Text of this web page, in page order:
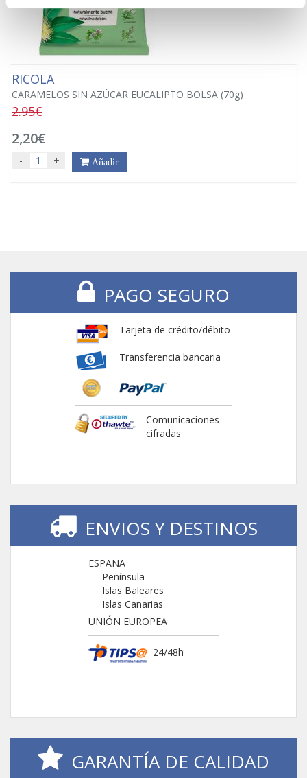
RICOLA
CARAMELOS SIN AZÚCAR EUCALIPTO BOLSA (70g)
2.95€
2,20€
- + Añadir
PAGO SEGURO
Tarjeta de crédito/débito
Transferencia bancaria
Comunicaciones
cifradas
ENVIOS Y DESTINOS
ESPAÑA
Península
Islas Baleares
Islas Canarias
UNIÓN EUROPEA
24/48h
GARANTÍA DE CALIDAD